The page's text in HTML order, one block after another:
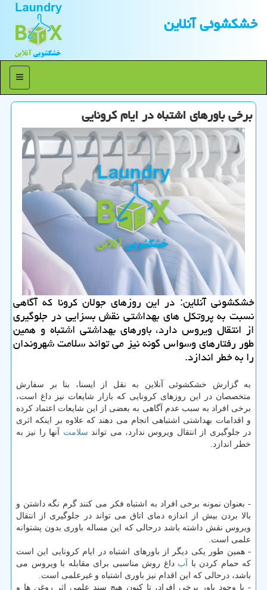
خشكشوئی آنلاین
منو
برخی باورهای اشتباه در ایام كرونایی
خشكشوئی آنلاین: در این روزهای جولان كرونا كه آگاهی
نسبت به پروتكل های بهداشتی نقش بسزایی در جلوگیری
از انتقال ویروس دارد، باورهای بهداشتی اشتباه و همین
طور رفتارهای وسواس گونه نیز می تواند سلامت شهروندان
را به خطر اندازد.
به گزارش خشکشوئی آنلاین به نقل از ایسنا، بنا بر سفارش
متخصصان در این روزهای کرونایی که بازار شایعات نیز داغ است،
برخی افراد به سبب عدم آگاهی به بعضی از این شایعات اعتماد کرده
و اقدامات بهداشتی اشتباهی انجام می دهند که علاوه بر اینکه اثری
در جلوگیری از انتقال ویروس ندارد، می تواند سلامت آنها را نیز به
خطر اندازد.
- بعنوان نمونه برخی افراد به اشتباه فکر می کنند گرم نگه داشتن و
بالا بردن بیش از اندازه دمای اتاق می تواند در جلوگیری از انتقال
ویروس نقش داشته باشد درحالی که این مساله باوری بدون پشتوانه
علمی است.
- همین طور یکی دیگر از باورهای اشتباه در ایام کرونایی این است
که حمام کردن با آب داغ روش مناسبی برای مقابله با ویروس می
باشد، درحالی که این اقدام نیز باوری اشتباه و غیرعلمی است.
- با وجود باور برخی افراد، تا کنون هیچ سند علمی اثر روغن ها و